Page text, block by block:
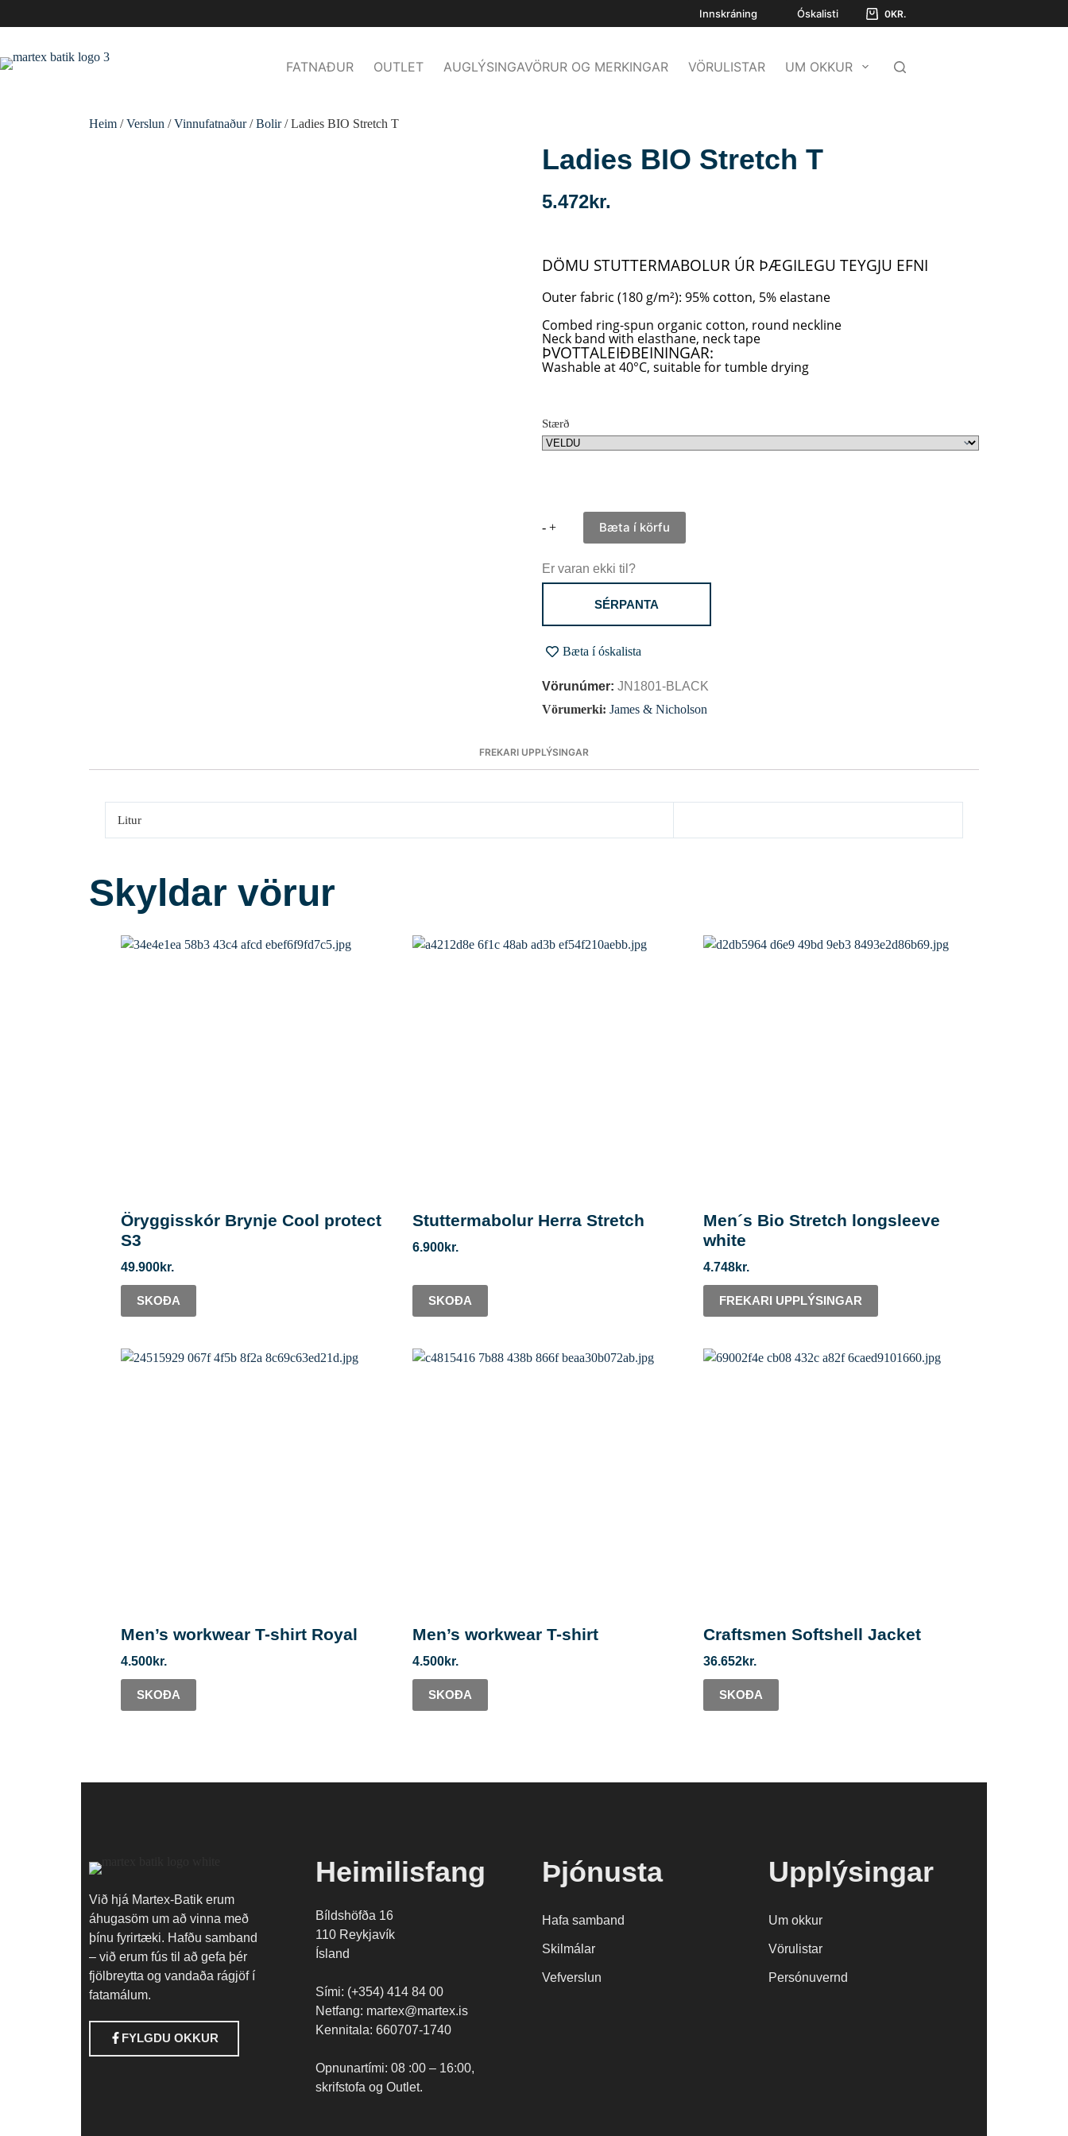
Innskráning Óskalisti 0KR.
FATNAÐUR OUTLET AUGLÝSINGAVÖRUR OG MERKINGAR VÖRULISTAR UM OKKUR
Heim /Verslun /Vinnufatnaður/Bolir/ Ladies BIO Stretch T
Ladies BIO Stretch T
5.472kr.
DÖMU STUTTERMABOLUR ÚR ÞÆGILEGU TEYGJU EFNI
Outer fabric (180 g/m²): 95% cotton, 5% elastane
Combed ring-spun organic cotton, round neckline
Neck band with elasthane, neck tape
ÞVOTTALEIÐBEININGAR:
Washable at 40°C, suitable for tumble drying
Stærð
- + Bæta í körfu
Er varan ekki til?
SÉRPANTA
Bæta í óskalista
Vörunúmer: JN1801-BLACK
Vörumerki: James & Nicholson
FREKARI UPPLÝSINGAR
Litur
Skyldar vörur
Öryggisskór Brynje Cool protect
S3
49.900kr.
SKOÐA
Stuttermabolur Herra Stretch
6.900kr.
SKOÐA
Men´s Bio Stretch longsleeve
white
4.748kr.
FREKARI UPPLÝSINGAR
Men’s workwear T-shirt Royal
4.500kr.
SKOÐA
Men’s workwear T-shirt
4.500kr.
SKOÐA
Craftsmen Softshell Jacket
36.652kr.
SKOÐA
Við hjá Martex-Batik erum
áhugasöm um að vinna með
þínu fyrirtæki. Hafðu samband
– við erum fús til að gefa þér
fjölbreytta og vandaða rágjöf í
fatamálum.
FYLGDU OKKUR
Heimilisfang
Bíldshöfða 16
110 Reykjavík
Ísland
Sími: (+354) 414 84 00
Netfang: martex@martex.is
Kennitala: 660707-1740
Opnunartími: 08 :00 – 16:00,
skrifstofa og Outlet.
Þjónusta
Hafa samband
Skilmálar
Vefverslun
Upplýsingar
Um okkur
Vörulistar
Persónuvernd